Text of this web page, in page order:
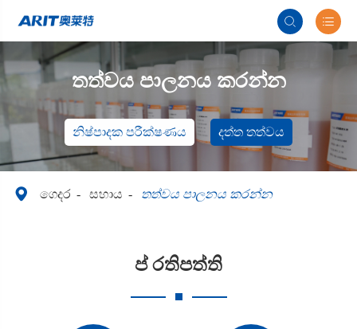
 
තත්වය පාලනය කරන්න
නිෂ්පාදක පරීක්ෂණය දත්ත තත්වය
 ගෙදර සහාය තත්වය පාලනය කරන්න
ප් රතිපත්ති